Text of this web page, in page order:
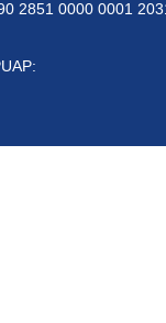
2851 0000 0001